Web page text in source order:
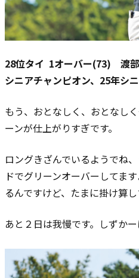
28位タイ 1オーバー(73) 渡
シニアチャンピオン、25年シ
もう、おとなしく、おとなしく
ーンが仕上がりすぎです。
ロングきざんでいるようでね
ドでグリーンオーバーしてま
るんですけど、たまに掛け算し
あと２日は我慢です。しずかー